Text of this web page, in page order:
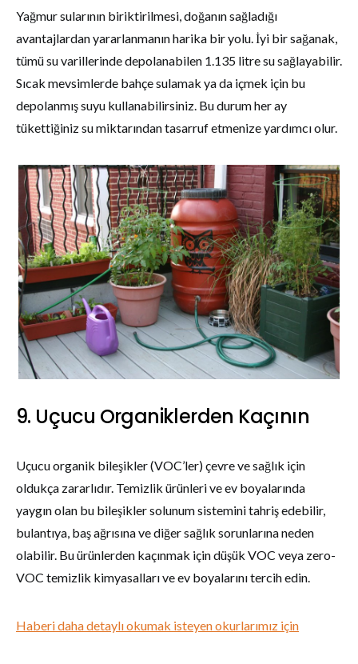
Yağmur sularının biriktirilmesi, doğanın sağladığı
avantajlardan yararlanmanın harika bir yolu. İyi bir sağanak,
tümü su varillerinde depolanabilen 1.135 litre su sağlayabilir.
Sıcak mevsimlerde bahçe sulamak ya da içmek için bu
depolanmış suyu kullanabilirsiniz. Bu durum her ay
tükettiğiniz su miktarından tasarruf etmenize yardımcı olur.
9. Uçucu Organiklerden Kaçının
Uçucu organik bileşikler (VOC’ler) çevre ve sağlık için
oldukça zararlıdır. Temizlik ürünleri ve ev boyalarında
yaygın olan bu bileşikler solunum sistemini tahriş edebilir,
bulantıya, baş ağrısına ve diğer sağlık sorunlarına neden
olabilir. Bu ürünlerden kaçınmak için düşük VOC veya zero-
VOC temizlik kimyasalları ve ev boyalarını tercih edin.
Haberi daha detaylı okumak isteyen okurlarımız için